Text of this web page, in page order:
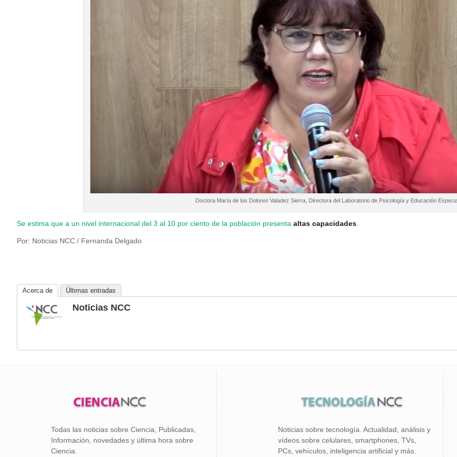
Doctora María de los Dolores Valadez Sierra, Directora del Laboratorio de Psicología y Educación
Se estima que a un nivel internacional del 3 al 10 por ciento de la población presenta altas capacidades
Por: Noticias NCC / Fernanda Delgado
Acerca de Últimas entradas
Noticias NCC
Todas las noticias sobre Ciencia, Publicadas,
Información, novedades y última hora sobre
Ciencia.
Noticias sobre tecnología. Actualidad, análisis y
vídeos sobre celulares, smartphones, TVs,
PCs, vehículos, inteligencia artificial y más.